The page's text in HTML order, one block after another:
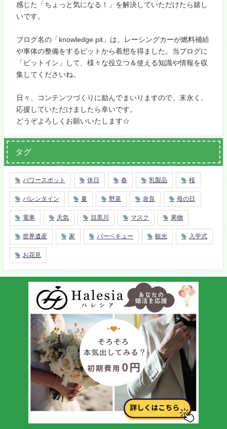
感じた「ちょっと気になる！」を解決していただけたら嬉し
いです。
ブログ名の「knowledge pit」は、レーシングカーが燃料補給
や車体の整備をするピットから着想を得ました。当ブログに
「ピットイン」して、様々な役立つ＆使える知識や情報を収
集してくださいね。
日々、コンテンツづくりに励んでまいりますので、末永く、
応援していただけましたら幸いです。
どうぞよろしくお願いいたします☆
タグ
パワースポット 休日 春 乳製品 桜
バレンタイン 夏 野菜 奈良 母の日
電車 天気 目黒川 マスク 果物
世界遺産 家 バーベキュー 観光 入学式
お花見